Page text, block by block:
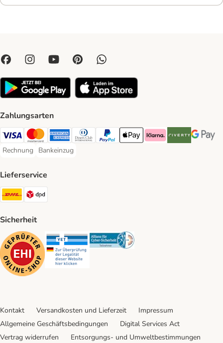
Zahlungsarten
Visa Payment Method
Mastercard Payment Method
American Express Payment Method
Diners Club Payment Method
PayPal Payment Method
Apple Pay Payment Method
Klarna Payment Method
Riverty Payment
Google
Rechnung
Rechnung Payment Method
Bankeinzug
Bankeinzug Payment Method
Lieferservice
DHL Shipping Method
Sicherheit
Security Security Security
Kontakt Versandkosten und Lieferzeit
Impressum
Allgemeine Geschäftsbedingungen
Digital Services Act
Vertrag widerrufen
Entsorgungs- und Umweltbestimmungen